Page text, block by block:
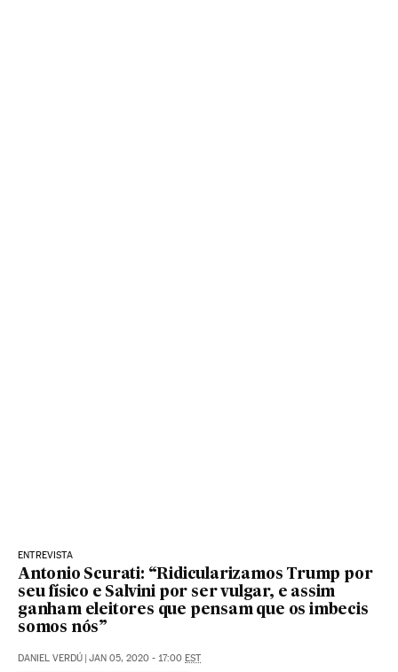
ENTREVISTA
Antonio Scurati: “Ridicularizamos Trump por
seu físico e Salvini por ser vulgar, e assim
ganham eleitores que pensam que os imbecis
somos nós”
DANIEL VERDÚ JAN 05, 2020 - 17:00 EST